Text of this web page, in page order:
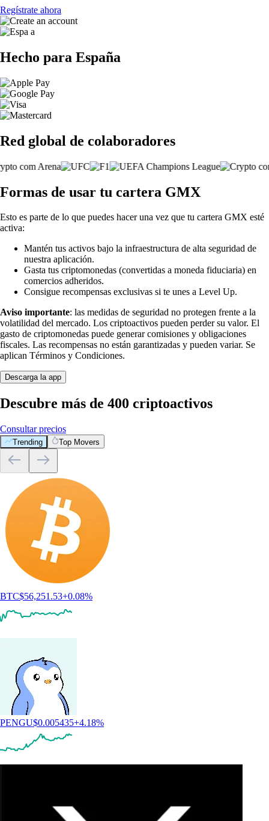
Regístrate ahora
Hecho para España
Red global de colaboradores
Formas de usar tu cartera GMX
Esto es parte de lo que puedes hacer una vez que tu cartera GMX esté
activa:
Mantén tus activos bajo la infraestructura de alta seguridad de
nuestra aplicación.
Gasta tus criptomonedas (convertidas a moneda fiduciaria) en
comercios adheridos.
Consigue recompensas exclusivas si te unes a Level Up.
Aviso importante: las medidas de seguridad no protegen frente a la
volatilidad del mercado. Los criptoactivos pueden perder su valor. El
gasto de criptomonedas puede generar comisiones y obligaciones
fiscales. Las recompensas no están garantizadas y pueden variar. Se
aplican Términos y Condiciones.
Descarga la app
Descubre más de 400 criptoactivos
Consultar precios
Trending Top Movers
BTC$56,251.53+0.08%
PENGU$0.005435+4.18%